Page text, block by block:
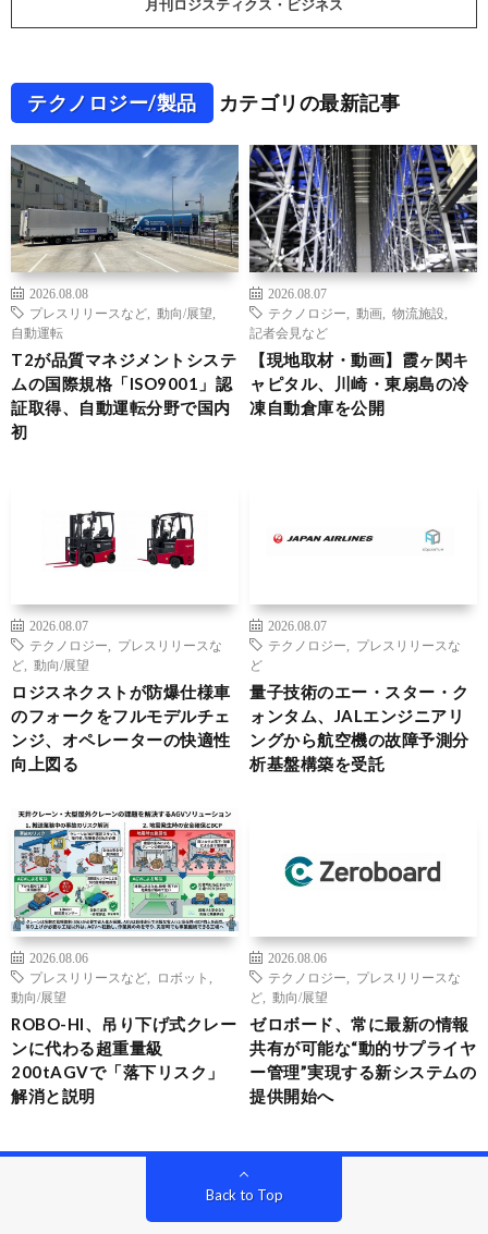
月刊ロジスティクス・ビジネス
テクノロジー/製品 カテゴリの最新記事
2026.08.08
プレスリリースなど
動向/展望
自動運転
T2が品質マネジメントシステ
ムの国際規格「ISO9001」認
証取得、自動運転分野で国内
初
2026.08.07
テクノロジー
動画 物流施設
記者会見など
【現地取材・動画】霞ヶ関キ
ャピタル、川崎・東扇島の冷
凍自動倉庫を公開
2026.08.07
テクノロジー
プレスリリースな
ど
動向/展望
ロジスネクストが防爆仕様車
のフォークをフルモデルチェ
ンジ、オペレーターの快適性
向上図る
2026.08.07
テクノロジー
プレスリリースな
ど
量子技術のエー・スター・ク
ォンタム、JALエンジニアリ
ングから航空機の故障予測分
析基盤構築を受託
2026.08.06
プレスリリースなど
ロボット
動向/展望
ROBO-HI、吊り下げ式クレー
ンに代わる超重量級
200tAGVで「落下リスク」
解消と説明
2026.08.06
テクノロジー
プレスリリースな
ど
動向/展望
ゼロボード、常に最新の情報
共有が可能な“動的サプライヤ
ー管理”実現する新システムの
提供開始へ
Back to Top